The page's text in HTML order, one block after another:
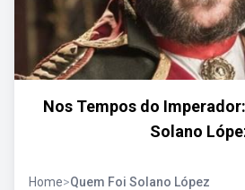
Nos Tempos do
Solano
Home>Quem Foi Solano López